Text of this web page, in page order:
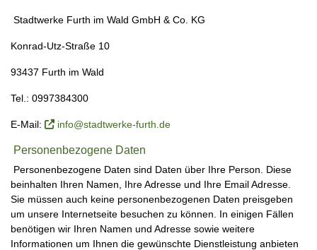
Stadtwerke Furth im Wald GmbH & Co. KG
Konrad-Utz-Straße 10
93437 Furth im Wald
Tel.: 0997384300
E-Mail: info@stadtwerke-furth.de
Personenbezogene Daten
Personenbezogene Daten sind Daten über Ihre Person. Diese
beinhalten Ihren Namen, Ihre Adresse und Ihre Email Adresse.
Sie müssen auch keine personenbezogenen Daten preisgeben
um unsere Internetseite besuchen zu können. In einigen Fällen
benötigen wir Ihren Namen und Adresse sowie weitere
Informationen um Ihnen die gewünschte Dienstleistung anbieten